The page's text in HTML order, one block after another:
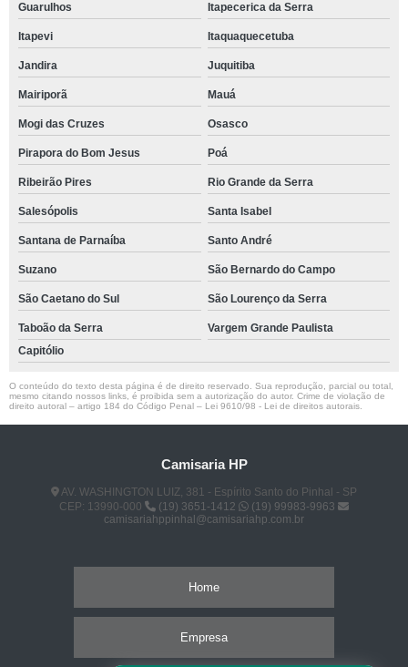
Guarulhos Itapecerica da Serra
Itapevi Itaquaquecetuba
Jandira Juquitiba
Mairiporã Mauá
Mogi das Cruzes Osasco
Pirapora do Bom Jesus Poá
Ribeirão Pires Rio Grande da Serra
Salesópolis Santa Isabel
Santana de Parnaíba Santo André
Suzano São Bernardo do Campo
São Caetano do Sul São Lourenço da Serra
Taboão da Serra
Vargem Grande Paulista
Capitólio
O conteúdo do texto desta página é de direito reservado. Sua reprodução, parcial ou total,
mesmo citando nossos links, é proibida sem a autorização do autor. Crime de violação de
direito autoral – artigo 184 do Código Penal – Lei 9610/98 - Lei de direitos autorais
Camisaria HP
AV. WASHINGTON LUIZ, 381 - Espírito Santo do Pinhal - SP
CEP: 13990-000
(19) 3651-1412
(19) 99983-9963
camisariahppinhal@camisariahp.com.br
Home
Empresa